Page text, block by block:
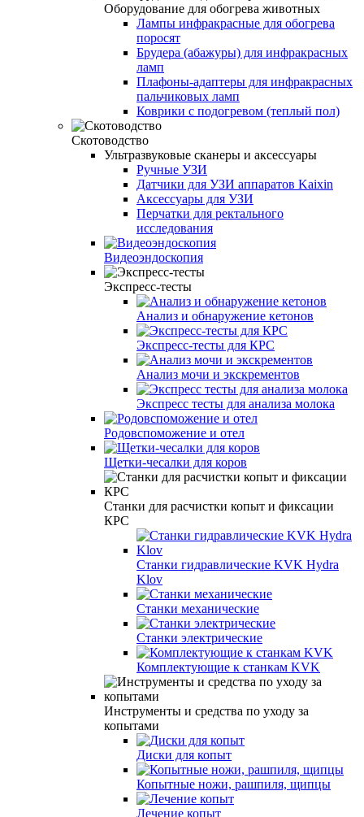
Оборудование для обогрева животных
Лампы инфракрасные для обогрева
поросят
Брудера (абажуры) для инфракрасных
ламп
Плафоны-адаптеры для инфракрасных
пальчиковых ламп
Коврики с подогревом (теплый пол)
Скотоводство
Ультразвуковые сканеры и аксессуары
Ручные УЗИ
Датчики для УЗИ аппаратов Kaixin
Аксессуары для УЗИ
Перчатки для ректального
исследования
Видеоэндоскопия
Экспресс-тесты
Анализ и обнаружение кетонов
Экспресс-тесты для КРС
Анализ мочи и экскрементов
Экспресс тесты для анализа молока
Родовспоможение и отел
Щетки-чесалки для коров
Станки для расчистки копыт и фиксации
КРС
Станки гидравлические KVK Hydra
Klov
Станки механические
Станки электрические
Комплектующие к станкам KVK
Инструменты и средства по уходу за
копытами
Диски для копыт
Копытные ножи, рашпиля, щипцы
Лечение копыт